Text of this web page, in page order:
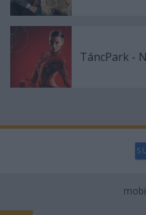
TáncPark -